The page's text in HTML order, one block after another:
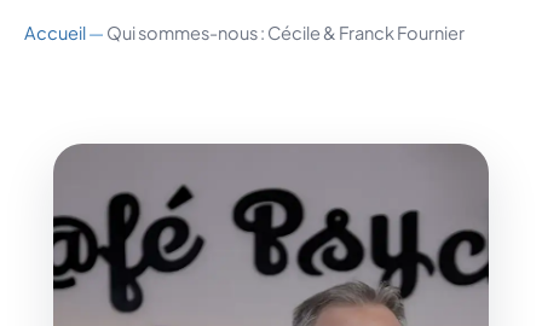
Accueil— Qui sommes-nous : Cécile & Franck Fournier